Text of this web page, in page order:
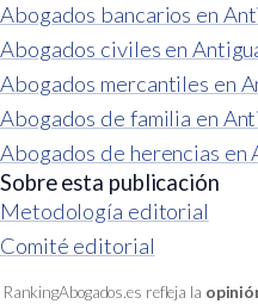
Abogados bancarios en
Abogados civiles en
Abogados mercantiles en
Abogados de familia en
Abogados de herencias en
Sobre esta publicación
Metodología editorial
Comité editorial
RankingAbogados.es refleja la